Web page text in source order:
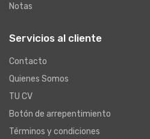
Notas
Servicios al cliente
Contacto
Quienes Somos
TU CV
Botón de arrepentimiento
Términos y condiciones